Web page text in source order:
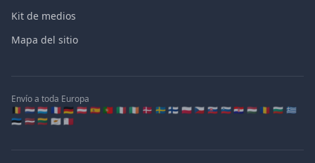
Kit de medios
Mapa del sitio
Envío a toda Europa
🇧🇪 🇳🇱 🇱🇺 🇫🇷 🇩🇪 🇦🇹 🇪🇸 🇵🇹 🇮🇹 🇮🇪 🇩🇰 🇸🇪 🇫🇮 🇵🇱 🇨🇿 🇸🇰 🇸🇮 🇭🇷 🇭🇺 🇷🇴 🇧🇬 🇬🇷
🇪🇪 🇱🇻 🇱🇹 🇨🇾 🇲🇹